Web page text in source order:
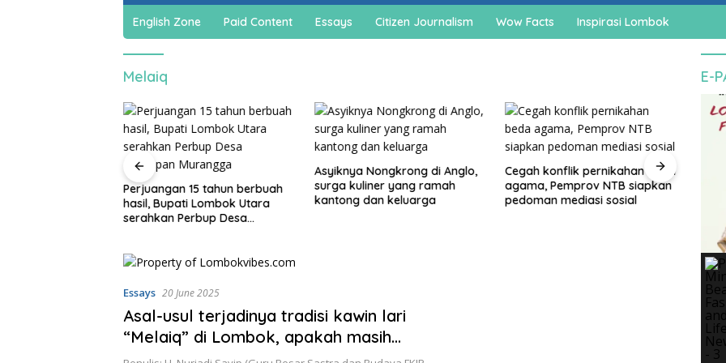
English Zone Paid Content Essays Citizen Journalism Wow Facts Inspirasi Lombok
Melaiq
Perjuangan 15 tahun berbuah
hasil, Bupati Lombok Utara
serahkan Perbup Desa
Asyiknya Nongkrong di Anglo,
surga kuliner yang ramah
kantong dan keluarga
Cegah konflik pernikahan beda
agama, Pemprov NTB siapkan
pedoman mediasi sosial
jadi
Essays 20 June 2025
Asal-usul terjadinya tradisi kawin lari
“Melaiq” di Lombok, apakah masih
relevan?
E-